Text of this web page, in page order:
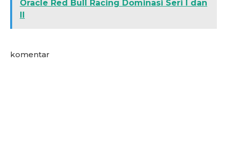
Oracle Red Bull Racing Dominasi Seri I dan
II
komentar